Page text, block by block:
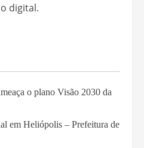
digital.
o plano Visão 2030 da
em Heliópolis – Prefeitura de